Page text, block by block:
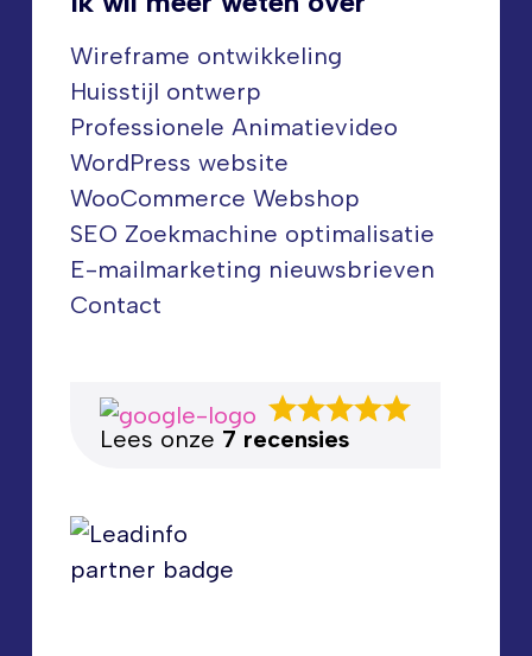
Wireframe ontwikkeling
Huisstijl ontwerp
Professionele Animatievideo
WordPress website
WooCommerce Webshop
SEO Zoekmachine optimalisatie
E-mailmarketing nieuwsbrieven
Contact
Lees onze 7 recensies